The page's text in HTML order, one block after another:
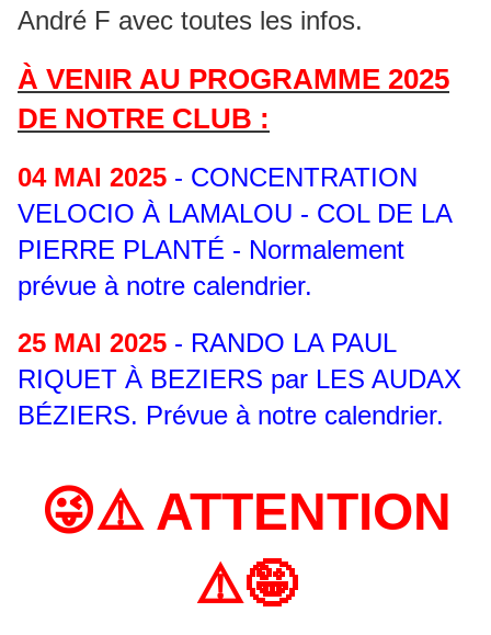
André F avec toutes les infos.
À VENIR AU PROGRAMME 2025
DE NOTRE CLUB :
04 MAI 2025 - CONCENTRATION
VELOCIO À LAMALOU - COL DE LA
PIERRE PLANTÉ - Normalement
prévue à notre calendrier.
25 MAI 2025 - RANDO LA PAUL
RIQUET À BEZIERS par LES AUDAX
BÉZIERS. Prévue à notre calendrier.
😜⚠️ ATTENTION
⚠️🤪